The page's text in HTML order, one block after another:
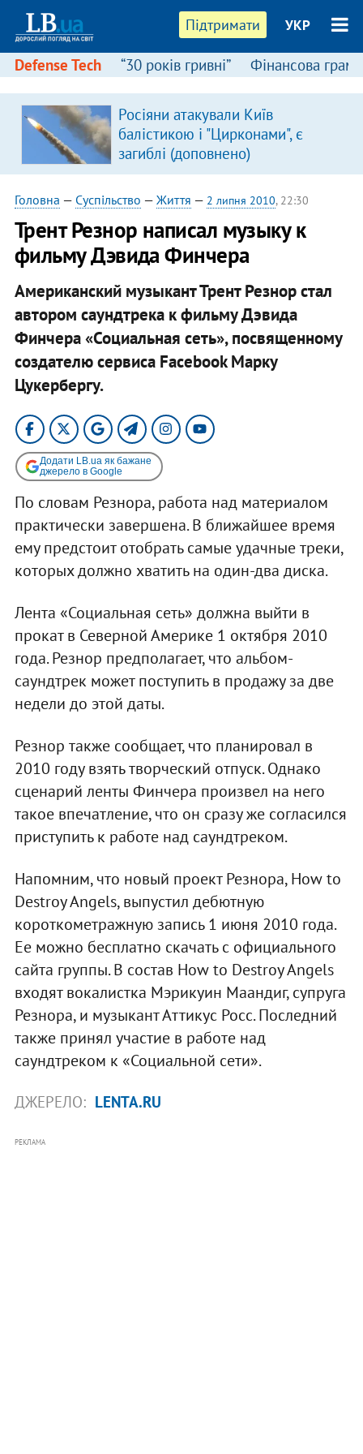
Підтримати УКР
Defense Tech “30 років гривні” Фінансова
Росіяни атакували Київ
балістикою і "Цирконами", є
загиблі (доповнено)
Головна — Суспільство — Життя — 2 липня 2010, 22:30
Трент Резнор написал музыку к
фильму Дэвида Финчера
Американский музыкант Трент Резнор стал
автором саундтрека к фильму Дэвида
Финчера «Социальная сеть», посвященному
создателю сервиса Facebook Марку
Цукербергу.
Додати LB.ua як бажане
джерело в Google
По словам Резнора, работа над материалом
практически завершена. В ближайшее время
ему предстоит отобрать самые удачные треки,
которых должно хватить на один-два диска.
Лента «Социальная сеть» должна выйти в
прокат в Северной Америке 1 октября 2010
года. Резнор предполагает, что альбом-
саундтрек может поступить в продажу за две
недели до этой даты.
Резнор также сообщает, что планировал в
2010 году взять творческий отпуск. Однако
сценарий ленты Финчера произвел на него
такое впечатление, что он сразу же согласился
приступить к работе над саундтреком.
Напомним, что новый проект Резнора, How to
Destroy Angels, выпустил дебютную
короткометражную запись 1 июня 2010 года.
Ее можно бесплатно скачать с официального
сайта группы. В состав How to Destroy Angels
входят вокалистка Мэрикуин Маандиг, супруга
Резнора, и музыкант Аттикус Росс. Последний
также принял участие в работе над
саундтреком к «Социальной сети».
ДЖЕРЕЛО: LENTA.RU
РЕКЛАМА